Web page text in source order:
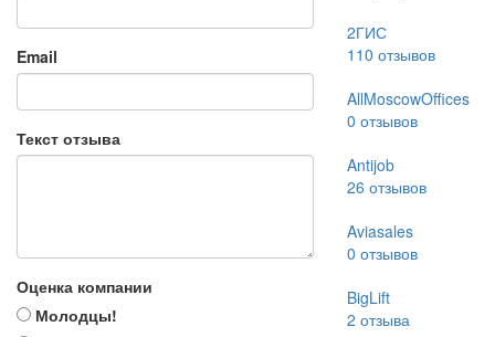
Email
Текст отзыва
Оценка компании
Молодцы!
2ГИС
110 отзывов
AllMoscowOffices
0 отзывов
Antijob
26 отзывов
Aviasales
0 отзывов
BigLift
2 отзыва